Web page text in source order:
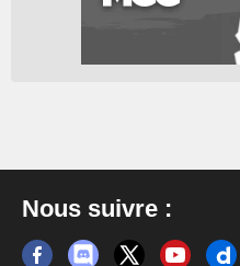
Nous suivre :